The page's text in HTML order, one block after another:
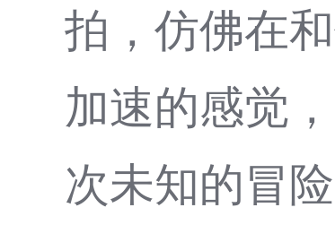
拍，仿佛在
加速的感觉
次未知的冒